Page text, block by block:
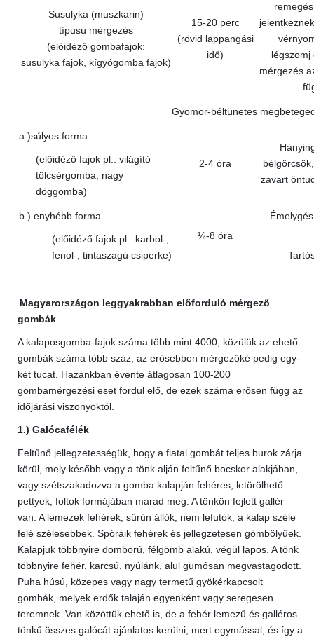
Susulyka (muszkarin)
típusú mérgezés
(előidéző gombafajok:
susulyka fajok, kígyógomba fajok)
15-20 perc
(rövid lappangási
idő)
légszomj
mérgezés
Gyomor-béltünetes
a.)súlyos forma
(előidéző fajok pl.: világító
tölcsérgomba, nagy
döggomba)
2-4 óra
zavart
b.) enyhébb forma
(előidéző fajok pl.: karbol-,
fenol-, tintaszagú csiperke)
¼-8 óra
Magyarországon leggyakrabban előforduló mérgező
gombák
A kalaposgomba-fajok száma több mint 4000, közülük az ehető
gombák száma több száz, az erősebben mérgezőké pedig egy-
két tucat. Hazánkban évente átlagosan 100-200
gombamérgezési eset fordul elő, de ezek száma erősen függ az
időjárási viszonyoktól.
1.) Galócafélék
Feltűnő jellegzetességük, hogy a fiatal gombát teljes burok zárja
körül, mely később vagy a tönk alján feltűnő bocskor alakjában,
vagy szétszakadozva a gomba kalapján fehéres, letörölhető
pettyek, foltok formájában marad meg. A tönkön fejlett gallér
van. A lemezek fehérek, sűrűn állók, nem lefutók, a kalap széle
felé szélesebbek. Spóráik fehérek és jellegzetesen gömbölyűek.
Kalapjuk többnyire domború, félgömb alakú, végül lapos. A tönk
többnyire fehér, karcsú, nyúlánk, alul gumósan megvastagodott.
Puha húsú, közepes vagy nagy termetű gyökérkapcsolt
gombák, melyek erdők talaján egyenként vagy seregesen
teremnek. Van közöttük ehető is, de a fehér lemezű és galléros
tönkű összes galócát ajánlatos kerülni, mert egymással, és így a